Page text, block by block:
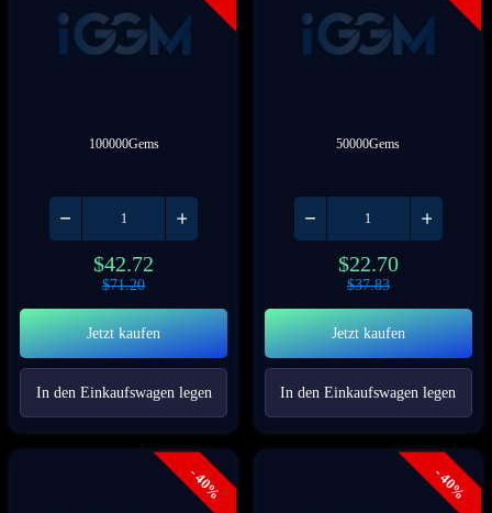
100000Gems
$42.72
$71.20
Jetzt kaufen
In den Einkaufswagen legen
50000Gems
$22.70
$37.83
Jetzt kaufen
In den Einkaufswagen legen
- 40% - 40%